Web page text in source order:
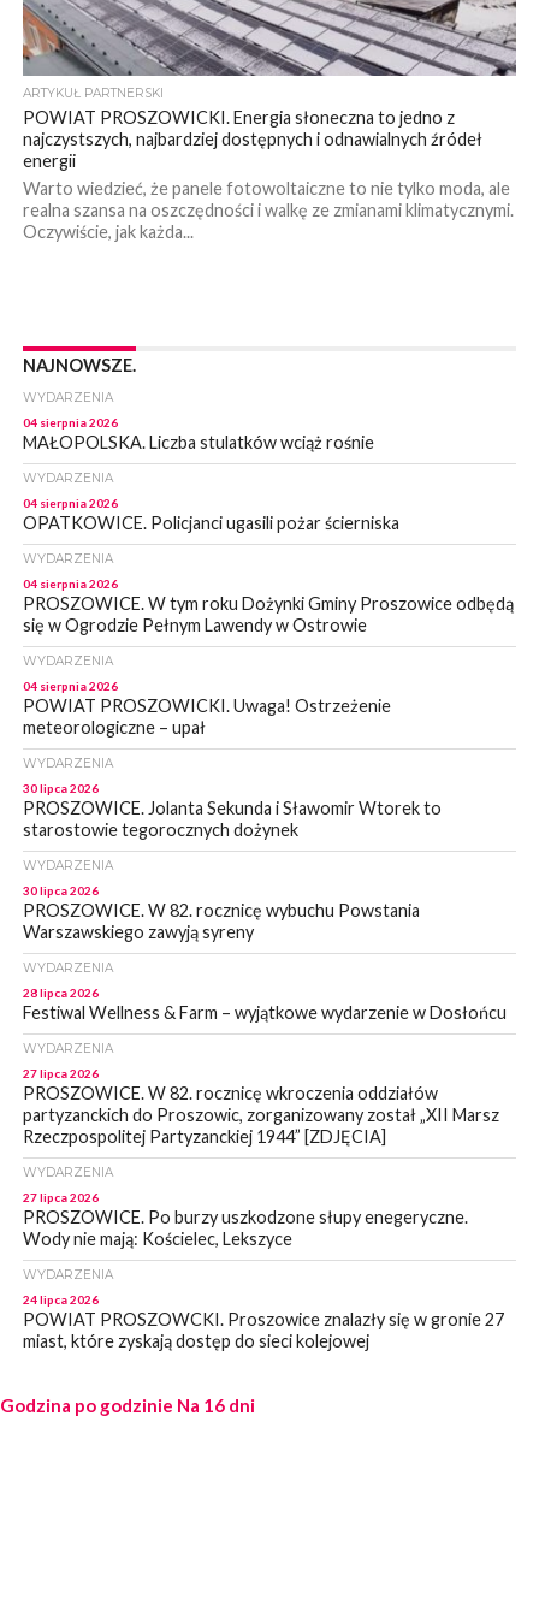
ARTYKUŁ PARTNERSKI
POWIAT PROSZOWICKI. Energia słoneczna to jedno z
najczystszych, najbardziej dostępnych i odnawialnych źródeł
energii
Warto wiedzieć, że panele fotowoltaiczne to nie tylko moda, ale
realna szansa na oszczędności i walkę ze zmianami klimatycznymi.
Oczywiście, jak każda...
NAJNOWSZE.
WYDARZENIA
04 sierpnia 2026
MAŁOPOLSKA. Liczba stulatków wciąż rośnie
WYDARZENIA
04 sierpnia 2026
OPATKOWICE. Policjanci ugasili pożar ścierniska
WYDARZENIA
04 sierpnia 2026
PROSZOWICE. W tym roku Dożynki Gminy Proszowice odbędą
się w Ogrodzie Pełnym Lawendy w Ostrowie
WYDARZENIA
04 sierpnia 2026
POWIAT PROSZOWICKI. Uwaga! Ostrzeżenie
meteorologiczne – upał
WYDARZENIA
30 lipca 2026
PROSZOWICE. Jolanta Sekunda i Sławomir Wtorek to
starostowie tegorocznych dożynek
WYDARZENIA
30 lipca 2026
PROSZOWICE. W 82. rocznicę wybuchu Powstania
Warszawskiego zawyją syreny
WYDARZENIA
28 lipca 2026
Festiwal Wellness & Farm – wyjątkowe wydarzenie w Dosłońcu
WYDARZENIA
27 lipca 2026
PROSZOWICE. W 82. rocznicę wkroczenia oddziałów
partyzanckich do Proszowic, zorganizowany został „XII Marsz
Rzeczpospolitej Partyzanckiej 1944” [ZDJĘCIA]
WYDARZENIA
27 lipca 2026
PROSZOWICE. Po burzy uszkodzone słupy enegeryczne.
Wody nie mają: Kościelec, Lekszyce
WYDARZENIA
24 lipca 2026
POWIAT PROSZOWCKI. Proszowice znalazły się w gronie 27
miast, które zyskają dostęp do sieci kolejowej
23 lipca 2026
POWIAT PROSZOWICE. Obchody Święta Policji w
Godzina po godzinie Na 16 dni